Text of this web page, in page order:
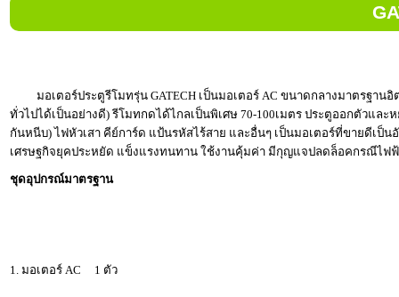
มอเตอร์ประตูรีโมทรุ่น GATECH เป็นมอเตอร์ AC ขนาดกลางมาตรฐา
ทั่วไปได้เป็นอย่างดี) รีโมทกดได้ไกลเป็นพิเศษ 70-100เมตร ประตูออกตัวและ
กันหนีบ) ไฟหัวเสา คีย์การ์ด แป้นรหัสไร้สาย และอื่นๆ เป็นมอเตอร์ที่ขายดีเ
เศรษฐกิจยุคประหยัด แข็งแรงทนทาน ใช้งานคุ้มค่า มีกุญแจปลดล็อคกรณีไฟ
ชุดอุปกรณ์มาตรฐาน
1. มอเตอร์ AC 1 ตัว